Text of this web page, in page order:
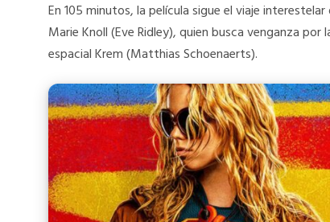
En 105 minutos, la película sigue el viaje
Marie Knoll (Eve Ridley), quien busca venganza
espacial Krem (Matthias Schoenaerts).